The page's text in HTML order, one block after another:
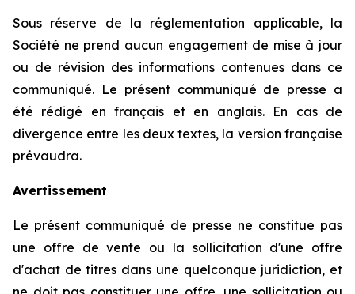
Sous réserve de la réglementation applicable, la
Société ne prend aucun engagement de mise à jour
ou de révision des informations contenues dans ce
communiqué. Le présent communiqué de presse a
été rédigé en français et en anglais. En cas de
divergence entre les deux textes, la version française
prévaudra.
Avertissement
Le présent communiqué de presse ne constitue pas
une offre de vente ou la sollicitation d'une offre
d'achat de titres dans une quelconque juridiction, et